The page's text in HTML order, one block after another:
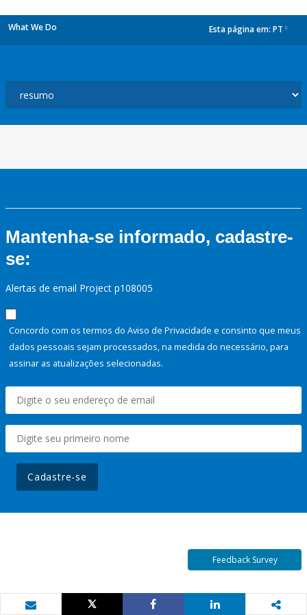
What We Do Esta página em: PT
Mantenha-se informado, cadastre-
se:
Alertas de email Project p108005
Concordo com os termos do Aviso de Privacidade e consinto que meus
dados pessoais sejam processados, na medida do necessário, para
assinar as atualizações selecionadas.
Cadastre-se
Feedback Survey